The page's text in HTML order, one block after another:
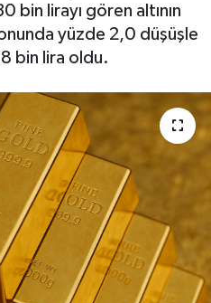
bin lirayı gören altının
yüzde 2,0 düşüşle
bin lira oldu.